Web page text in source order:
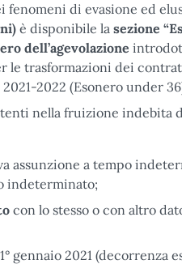
fenomeni di evasione ed
è disponibile la sezione
dell’agevolazione
le trasformazioni dei
2022 (Esonero under
nella fruizione indebita
assunzione a tempo
indeterminato;
con lo stesso o con altro
gennaio 2021 (decorrenza